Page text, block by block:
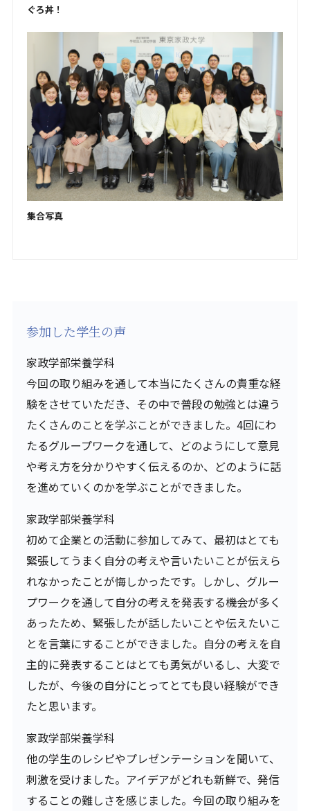
ぐろ丼！
集合写真
参加した学生の声
家政学部栄養学科
今回の取り組みを通して本当にたくさんの貴重な経
験をさせていただき、その中で普段の勉強とは違う
たくさんのことを学ぶことができました。4回にわ
たるグループワークを通して、どのようにして意見
や考え方を分かりやすく伝えるのか、どのように話
を進めていくのかを学ぶことができました。
家政学部栄養学科
初めて企業との活動に参加してみて、最初はとても
緊張してうまく自分の考えや言いたいことが伝えら
れなかったことが悔しかったです。しかし、グルー
プワークを通して自分の考えを発表する機会が多く
あったため、緊張したが話したいことや伝えたいこ
とを言葉にすることができました。自分の考えを自
主的に発表することはとても勇気がいるし、大変で
したが、今後の自分にとってとても良い経験ができ
たと思います。
家政学部栄養学科
他の学生のレシピやプレゼンテーションを聞いて、
刺激を受けました。アイデアがどれも新鮮で、発信
することの難しさを感じました。今回の取り組みを